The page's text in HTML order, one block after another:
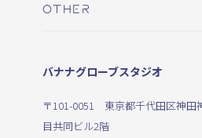
OTHER
バナナグローブスタジオ
〒101-0051 東京都千代田区神
目共同ビル2階